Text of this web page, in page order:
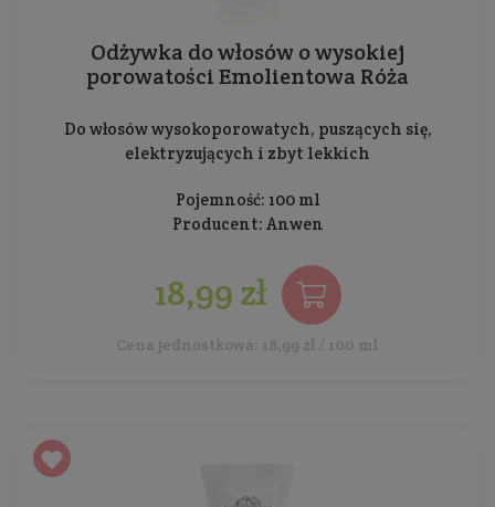
Odżywka do włosów o wysokiej
porowatości Emolientowa Róża
Do włosów wysokoporowatych, puszących się,
elektryzujących i zbyt lekkich
Pojemność: 100 ml
Producent: Anwen
18,99 zł
Cena jednostkowa: 18,99 zł / 100 ml